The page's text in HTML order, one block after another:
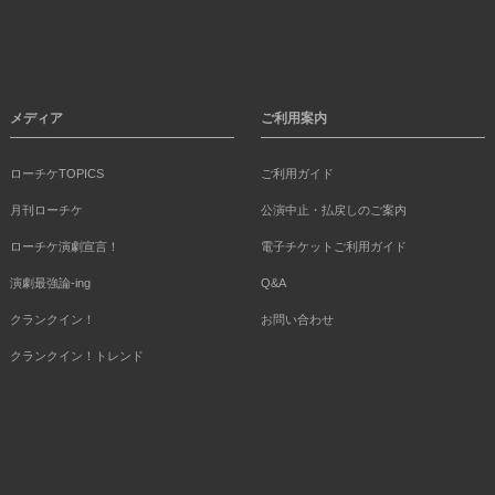
メディア
ローチケTOPICS
月刊ローチケ
ローチケ演劇宣言！
演劇最強論-ing
クランクイン！
クランクイン！トレンド
ご利用案内
ご利用ガイド
公演中止・払戻しのご案内
電子チケットご利用ガイド
Q&A
お問い合わせ